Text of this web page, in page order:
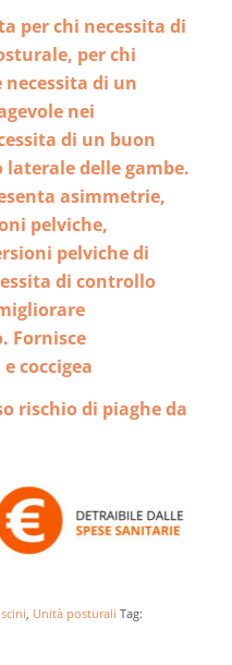
per chi necessita di
per chi
di un
nei
di un buon
delle gambe.
asimmetrie,
pelviche,
pelviche di
di controllo
Fornisce
coccigea
rischio di piaghe da
Unità posturali Tag: